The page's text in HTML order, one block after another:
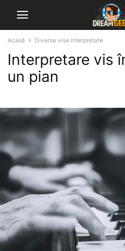
Acasă Diverse vise interpretate
Interpretare vis
un pian